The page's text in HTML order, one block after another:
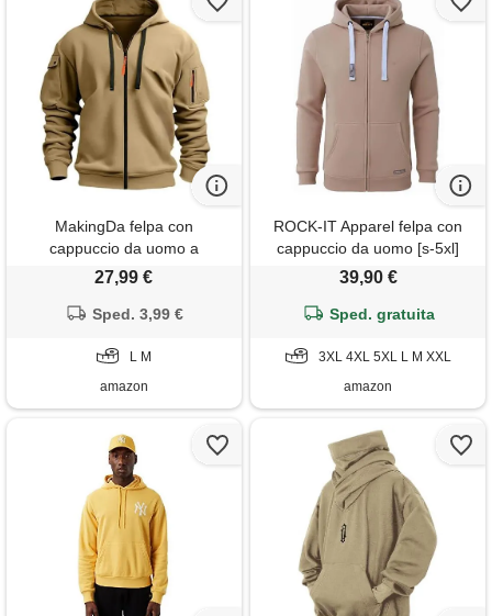
MakingDa felpa con
cappuccio da uomo a
maniche lunghe pullover
con cerniera felpa in pile slim
cappuccio, cachi, l
27,99 €
Sped. 3,99 €
L M
amazon
ROCK-IT Apparel felpa con
cappuccio da uomo [s-5xl]
giacca con cappuccio in pile i
e l'inverno i camel beige 4xl
39,90 €
Sped. gratuita
3XL 4XL 5XL L M XXL
amazon